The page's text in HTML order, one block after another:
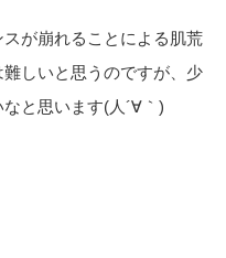
が崩れることによる肌荒
しいと思うのですが、少
と思います(人´∀｀)